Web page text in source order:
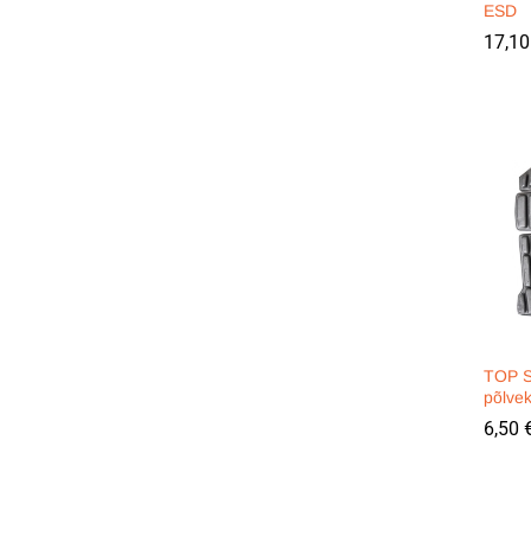
ESD
17,10
17,10
TOP
6,50
6,50